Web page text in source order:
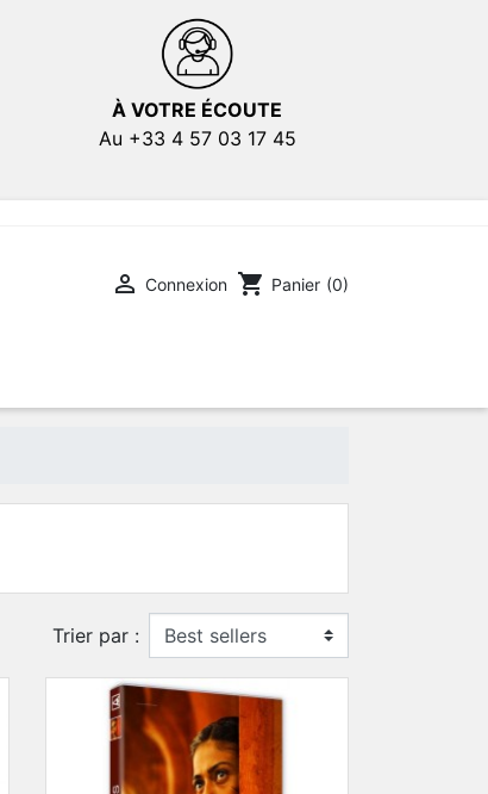
À VOTRE ÉCOUTE
Au +33 4 57 03 17 45
 Connexion shopping_cart Panier (0)
DE FILMS
DE FILMS
Trier par :